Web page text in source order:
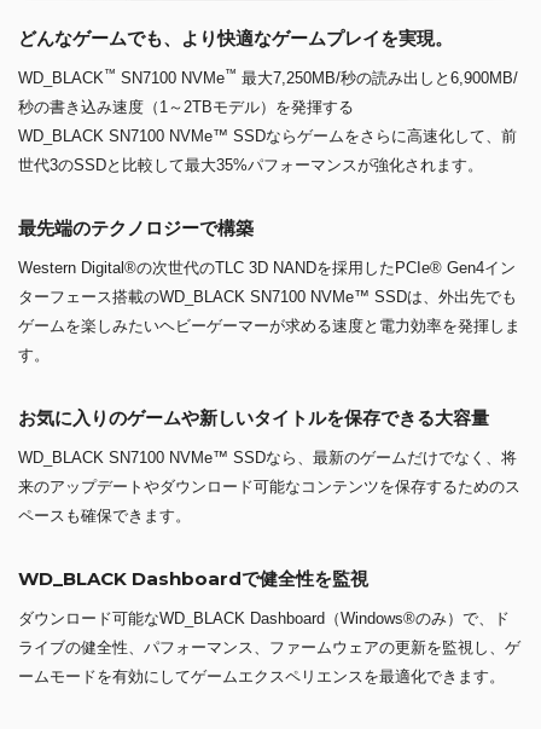
どんなゲームでも、より快適なゲームプレイを実現。
WD_BLACK™ SN7100 NVMe™ 最大7,250MB/秒の読み出しと6,900MB/
秒の書き込み速度（1～2TBモデル）を発揮する
WD_BLACK SN7100 NVMe™ SSDならゲームをさらに高速化して、前
世代3のSSDと比較して最大35%パフォーマンスが強化されます。
最先端のテクノロジーで構築
Western Digital®の次世代のTLC 3D NANDを採用したPCIe® Gen4イン
ターフェース搭載のWD_BLACK SN7100 NVMe™ SSDは、外出先でも
ゲームを楽しみたいヘビーゲーマーが求める速度と電力効率を発揮しま
す。
お気に入りのゲームや新しいタイトルを保存できる大容量
WD_BLACK SN7100 NVMe™ SSDなら、最新のゲームだけでなく、将
来のアップデートやダウンロード可能なコンテンツを保存するためのス
ペースも確保できます。
WD_BLACK Dashboardで健全性を監視
ダウンロード可能なWD_BLACK Dashboard（Windows®のみ）で、ド
ライブの健全性、パフォーマンス、ファームウェアの更新を監視し、ゲ
ームモードを有効にしてゲームエクスペリエンスを最適化できます。